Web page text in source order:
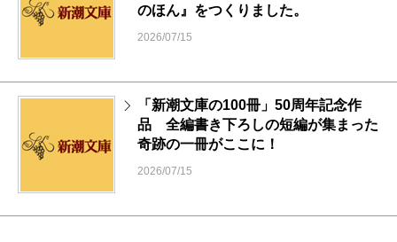
のほん』をつくりました。
2026/07/15
「新潮文庫の100冊」50周年記念作
品 全編書き下ろしの短編が集まった
奇跡の一冊がここに！
2026/07/15